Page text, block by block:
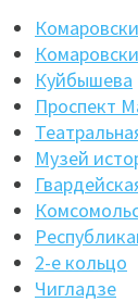
Куйбышева
Проспект
Музей
2-е кольцо
Чигладзе